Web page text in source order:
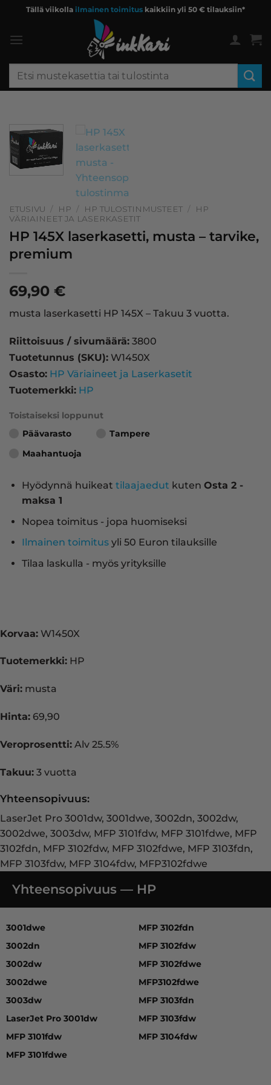
content
Tällä viikolla ilmainen toimitus kaikkiin yli 50 € tilauksiin*
Etsi:
ETUSIVU / HP / HP TULOSTINMUSTEET /
HP
VÄRIAINEET JA LASERKASETIT
HP 145X laserkasetti, musta – tarvike,
premium
69,90 €
musta laserkasetti HP 145X – Takuu 3 vuotta.
Riittoisuus / sivumäärä: 3800
Tuotetunnus (SKU): W1450X
Osasto: HP Väriaineet ja Laserkasetit
Tuotemerkki: HP
Toistaiseksi loppunut
Päävarasto
Tampere
Maahantuoja
Hyödynnä huikeat tilaajaedut kuten Osta 2 -
maksa 1
Nopea toimitus - jopa huomiseksi
Ilmainen toimitusyli 50 Euron tilauksille
Tilaa laskulla - myös yrityksille
Korvaa: W1450X
Tuotemerkki: HP
Väri: musta
Hinta: 69,90
Veroprosentti: Alv 25.5%
Takuu: 3 vuotta
Yhteensopivuus:
LaserJet Pro 3001dw, 3001dwe, 3002dn, 3002dw,
3002dwe, 3003dw, MFP 3101fdw, MFP 3101fdwe, MFP
3102fdn, MFP 3102fdw, MFP 3102fdwe, MFP 3103fdn,
MFP 3103fdw, MFP 3104fdw, MFP3102fdwe
Yhteensopivuus — HP
3001dwe
3002dn
3002dw
3002dwe
3003dw
LaserJet Pro 3001dw
MFP 3101fdw
MFP 3101fdwe
MFP 3102fdn
MFP 3102fdw
MFP 3102fdwe
MFP3102fdwe
MFP 3103fdn
MFP 3103fdw
MFP 3104fdw